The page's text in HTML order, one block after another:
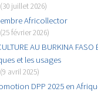
juillet 2026)
Africollector
février 2026)
AU BURKINA FASO
et les usages
avril 2025)
DPP 2025 en